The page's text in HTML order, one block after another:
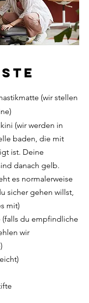
(wir stellen
(wir werden in
baden, die mit
ist. Deine
danach gelb.
es normalerweise
sicher gehen willst,
mit)
(falls du empfindliche
wir